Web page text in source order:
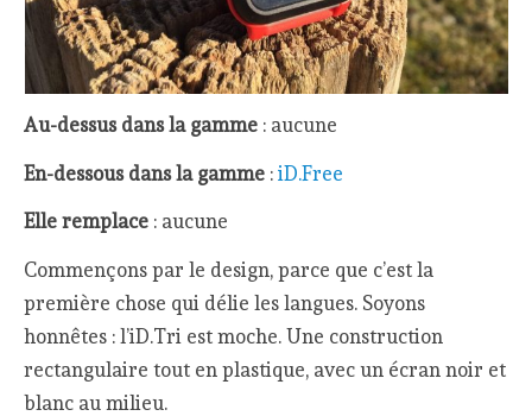
Au-dessus dans la gamme : aucune
En-dessous dans la gamme :iD.Free
Elle remplace : aucune
Commençons par le design, parce que c’est la
première chose qui délie les langues. Soyons
honnêtes : l’iD.Tri est moche. Une construction
rectangulaire tout en plastique, avec un écran noir et
blanc au milieu.